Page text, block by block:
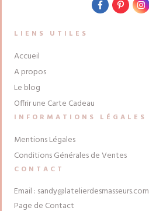
LIENS UTILES
Accueil
A propos
Le blog
Offrir une Carte Cadeau
INFORMATIONS LÉGALES
Mentions Légales
Conditions Générales de Ventes
CONTACT
Email : sandy@latelierdesmasseurs.com
Page de Contact